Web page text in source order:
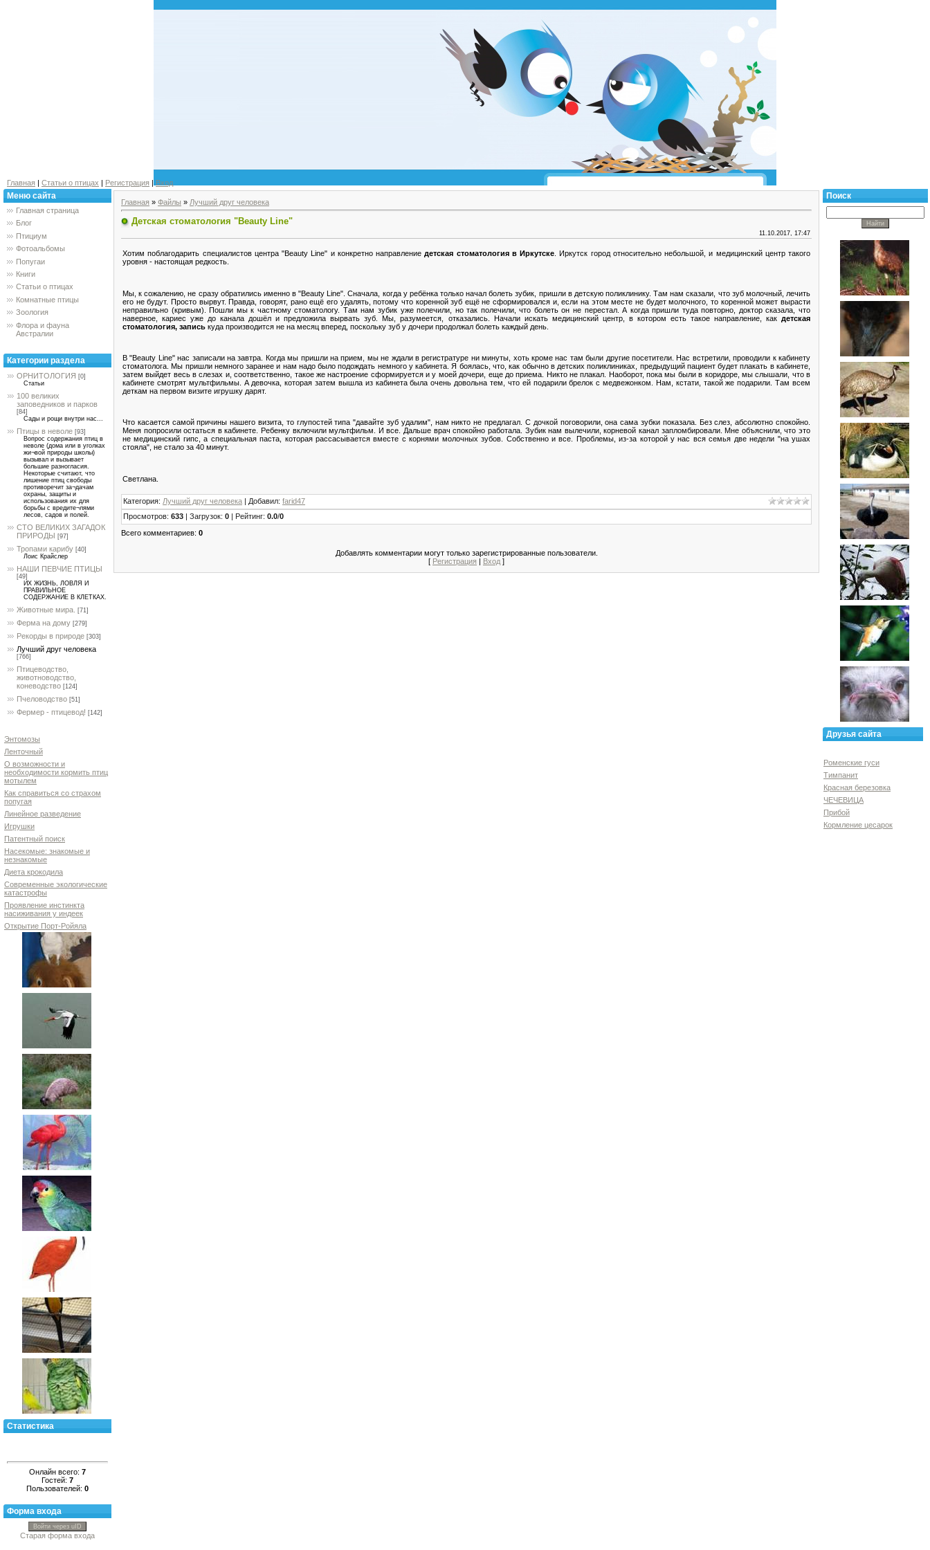
Главная | Статьи о птицах | Регистрация | Вход
Меню сайта
Главная страница
Блог
Птициум
Фотоальбомы
Попугаи
Книги
Статьи о птицах
Комнатные птицы
Зоология
Флора и фауна
Австралии
Категории раздела
ОРНИТОЛОГИЯ [0]
Статьи
100 великих
заповедников и парков
[84]
Сады и рощи внутри нас...
Птицы в неволе [93]
Вопрос содержания птиц в
неволе (дома или в уголках
жи¬вой природы школы)
вызывал и вызывает
большие разногласия.
Некоторые считают, что
лишение птиц свободы
противоречит за¬дачам
охраны, защиты и
использования их для
борьбы с вредите¬лями
лесов, садов и полей.
СТО ВЕЛИКИХ ЗАГАДОК
ПРИРОДЫ [97]
Тропами карибу [40]
Лоис Крайслер
НАШИ ПЕВЧИЕ ПТИЦЫ
[49]
ИХ ЖИЗНЬ, ЛОВЛЯ И
ПРАВИЛЬНОЕ
СОДЕРЖАНИЕ В КЛЕТКАХ.
Животные мира. [71]
Ферма на дому [279]
Рекорды в природе [303]
Лучший друг человека
[766]
Птицеводство,
животноводство,
коневодство [124]
Пчеловодство [51]
Фермер - птицевод! [142]
Энтомозы
Ленточный
О возможности и
необходимости кормить птиц
мотылем
Как справиться со страхом
попугая
Линейное разведение
Игрушки
Патентный поиск
Насекомые: знакомые и
незнакомые
Диета крокодила
Современные экологические
катастрофы
Проявление инстинкта
насиживания у индеек
Открытие Порт-Ройяла
Статистика
Онлайн всего: 7
Гостей: 7
Пользователей: 0
Форма входа
Войти через uID
Старая форма входа
Главная » Файлы » Лучший друг человека
Детская стоматология "Beauty Line"
11.10.2017, 17:47
Хотим поблагодарить специалистов центра "Beauty Line" и конкретно направление детская стоматология в Иркутске . Иркутск город относительно небольшой, и медицинский центр такого
уровня - настоящая редкость.
Мы, к сожалению, не сразу обратились именно в "Beauty Line". Сначала, когда у ребёнка только начал болеть зубик, пришли в детскую поликлинику. Там нам сказали, что зуб молочный, лечить
его не будут. Просто вырвут. Правда, говорят, рано ещё его удалять, потому что коренной зуб ещё не сформировался и, если на этом месте не будет молочного, то коренной может вырасти
неправильно (кривым). Пошли мы к частному стоматологу. Там нам зубик уже полечили, но так полечили, что болеть он не перестал. А когда пришли туда повторно, доктор сказала, что
наверное, кариес уже до канала дошёл и предложила вырвать зуб. Мы, разумеется, отказались. Начали искать медицинский центр, в котором есть такое направление, как детская
стоматология, запись куда производится не на месяц вперед, поскольку зуб у дочери продолжал болеть каждый день.
В "Beauty Line" нас записали на завтра. Когда мы пришли на прием, мы не ждали в регистратуре ни минуты, хоть кроме нас там были другие посетители. Нас встретили, проводили к кабинету
стоматолога. Мы пришли немного заранее и нам надо было подождать немного у кабинета. Я боялась, что, как обычно в детских поликлиниках, предыдущий пациент будет плакать в кабинете,
затем выйдет весь в слезах и, соответственно, такое же настроение сформируется и у моей дочери, еще до приема. Никто не плакал. Наоборот, пока мы были в коридоре, мы слышали, что в
кабинете смотрят мультфильмы. А девочка, которая затем вышла из кабинета была очень довольна тем, что ей подарили брелок с медвежонком. Нам, кстати, такой же подарили. Там всем
деткам на первом визите игрушку дарят.
Что касается самой причины нашего визита, то глупостей типа "давайте зуб удалим", нам никто не предлагал. С дочкой поговорили, она сама зубки показала. Без слез, абсолютно спокойно.
Меня попросили остаться в кабинете. Ребенку включили мультфильм. И все. Дальше врач спокойно работала. Зубик нам вылечили, корневой канал запломбировали. Мне объяснили, что это
не медицинский гипс, а специальная паста, которая рассасывается вместе с корнями молочных зубов. Собственно и все. Проблемы, из-за которой у нас вся семья две недели "на ушах
стояла", не стало за 40 минут.
Светлана.
Категория: Лучший друг человека | Добавил: farid47
Просмотров: 633 | Загрузок: 0 | Рейтинг: 0.0/0
Всего комментариев: 0
Добавлять комментарии могут только зарегистрированные пользователи.
[ Регистрация | Вход ]
Поиск
Друзья сайта
Роменские гуси
Тимпанит
Красная березовка
ЧЕЧЕВИЦА
Прибой
Кормление цесарок